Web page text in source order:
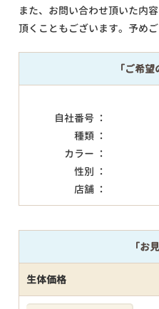
また、お問い合わせ頂いた内
頂くこともございます。予めご
「ご希望
自社番号 ：
種類 ：
カラー ：
性別 ：
店舗 ：
「お
生体価格